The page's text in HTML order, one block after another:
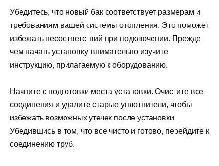
Убедитесь, что новый бак соответствует размерам и
требованиям вашей системы отопления. Это поможет
избежать несоответствий при подключении. Прежде
чем начать установку, внимательно изучите
инструкцию, прилагаемую к оборудованию.
Начните с подготовки места установки. Очистите все
соединения и удалите старые уплотнители, чтобы
избежать возможных утечек после установки.
Убедившись в том, что все чисто и готово, перейдите к
соединению труб.